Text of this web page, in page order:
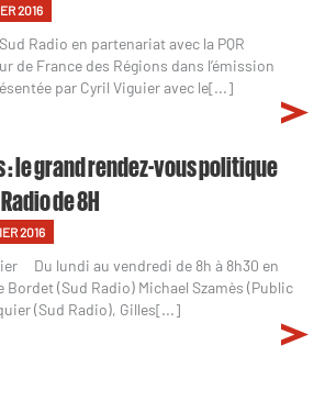
2016
Radio en partenariat avec la PQR
de France des Régions dans l’émission
par Cyril Viguier avec le[...]
: le grand rendez-vous politique
de 8H
2016
Du lundi au vendredi de 8h à 8h30 en
(Sud Radio) Michael Szamès (Public
(Sud Radio), Gilles[...]